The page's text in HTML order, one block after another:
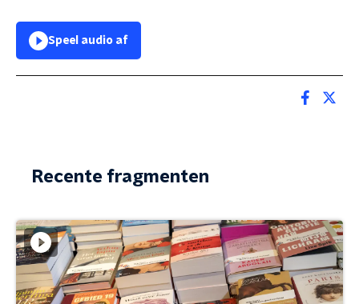
Speel audio af
Recente fragmenten